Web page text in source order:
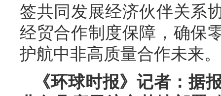
签共同发展经济伙伴关系
经贸合作制度保障，确保
护航中非高质量合作未来。
《环球时报》记者：据